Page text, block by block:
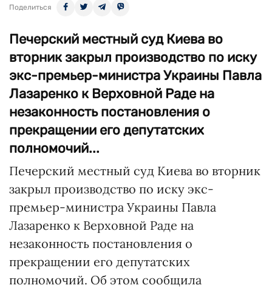
Поделиться
Печерский местный суд Киева во
вторник закрыл производство по иску
экс-премьер-министра Украины Павла
Лазаренко к Верховной Раде на
незаконность постановления о
прекращении его депутатских
полномочий...
Печерский местный суд Киева во вторник
закрыл производство по иску экс-
премьер-министра Украины Павла
Лазаренко к Верховной Раде на
незаконность постановления о
прекращении его депутатских
полномочий. Об этом сообщила